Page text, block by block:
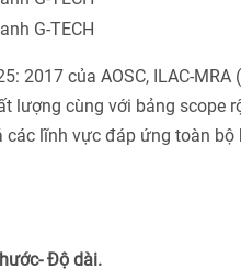
2017 của AOSC, ILAC-
lượng cùng với bảng scope
các lĩnh vực đáp ứng toàn
Độ dài.